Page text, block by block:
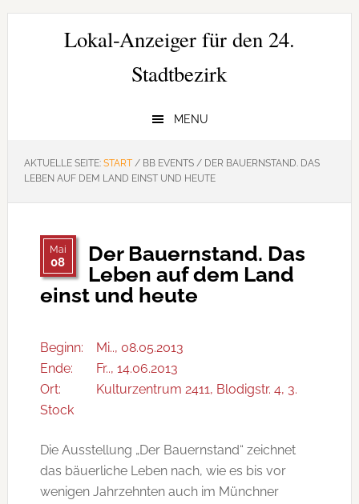
Zur
Hauptnavigation
Zum
Zur
SeitenspalteLokal-Anzeiger für den 24.
Stadtbezirk
MENU
AKTUELLE SEITE: START /BB EVENTS /DER BAUERNSTAND. DAS
LEBEN AUF DEM LAND EINST UND HEUTE
Mai
08
Der Bauernstand. Das
Leben auf dem Land
einst und heute
Beginn:
Mi.., 08.05.2013
Ende:
Fr.., 14.06.2013
Ort:
Kulturzentrum 2411, Blodigstr. 4, 3.
Stock
Die Ausstellung „Der Bauernstand“ zeichnet
das bäuerliche Leben nach, wie es bis vor
wenigen Jahrzehnten auch im Münchner